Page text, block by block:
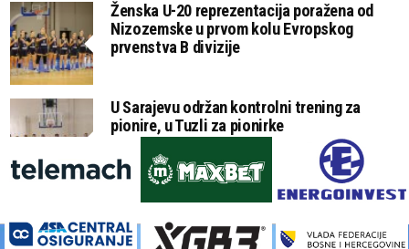
Ženska U-20 reprezentacija poražena od
Nizozemske u prvom kolu Evropskog
prvenstva B divizije
U Sarajevu održan kontrolni trening za
pionire, u Tuzli za pionirke